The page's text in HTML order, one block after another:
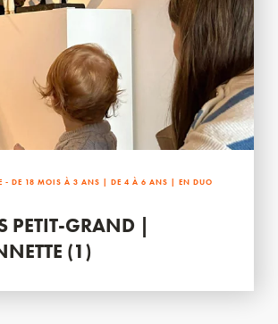
- DE 18 MOIS À 3 ANS | DE 4 À 6 ANS | EN DUO
PETIT-GRAND |
(1)